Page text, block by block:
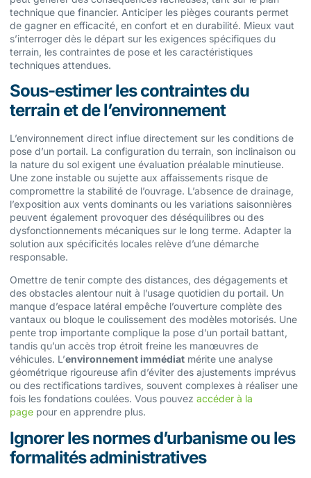
technique que financier. Anticiper les pièges courants permet
de gagner en efficacité, en confort et en durabilité. Mieux vaut
s’interroger dès le départ sur les exigences spécifiques du
terrain, les contraintes de pose et les caractéristiques
techniques attendues.
Sous-estimer les contraintes du
terrain et de l’environnement
L’environnement direct influe directement sur les conditions de
pose d’un portail. La configuration du terrain, son inclinaison ou
la nature du sol exigent une évaluation préalable minutieuse.
Une zone instable ou sujette aux affaissements risque de
compromettre la stabilité de l’ouvrage. L’absence de drainage,
l’exposition aux vents dominants ou les variations saisonnières
peuvent également provoquer des déséquilibres ou des
dysfonctionnements mécaniques sur le long terme. Adapter la
solution aux spécificités locales relève d’une démarche
responsable.
Omettre de tenir compte des distances, des dégagements et
des obstacles alentour nuit à l’usage quotidien du portail. Un
manque d’espace latéral empêche l’ouverture complète des
vantaux ou bloque le coulissement des modèles motorisés. Une
pente trop importante complique la pose d’un portail battant,
tandis qu’un accès trop étroit freine les manœuvres de
véhicules. L’environnement immédiat mérite une analyse
géométrique rigoureuse afin d’éviter des ajustements imprévus
ou des rectifications tardives, souvent complexes à réaliser une
fois les fondations coulées. Vous pouvez accéder à la
page pour en apprendre plus.
Ignorer les normes d’urbanisme ou les
formalités administratives